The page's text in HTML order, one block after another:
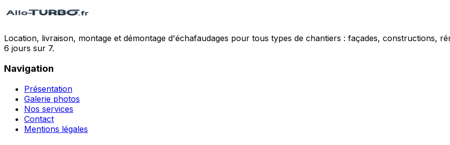
Location, livraison, montage et démontage d'échafaudages pour tous types de chantiers : façades, constructions,
6 jours sur 7.
Navigation
Présentation
Galerie photos
Nos services
Contact
Mentions légales